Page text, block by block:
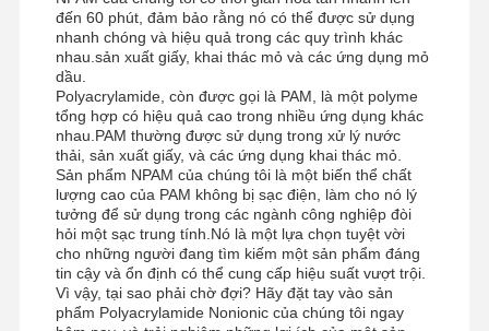
đến 60 phút, đảm bảo rằng nó có thể được sử dụng
nhanh chóng và hiệu quả trong các quy trình khác
nhau.sản xuất giấy, khai thác mỏ và các ứng dụng mỏ
dầu.
Polyacrylamide, còn được gọi là PAM, là một polyme
tổng hợp có hiệu quả cao trong nhiều ứng dụng khác
nhau.PAM thường được sử dụng trong xử lý nước
thải, sản xuất giấy, và các ứng dụng khai thác mỏ.
Sản phẩm NPAM của chúng tôi là một biến thể chất
lượng cao của PAM không bị sạc điện, làm cho nó lý
tưởng để sử dụng trong các ngành công nghiệp đòi
hỏi một sạc trung tính.Nó là một lựa chọn tuyệt vời
cho những người đang tìm kiếm một sản phẩm đáng
tin cậy và ổn định có thể cung cấp hiệu suất vượt trội.
Vì vậy, tại sao phải chờ đợi? Hãy đặt tay vào sản
phẩm Polyacrylamide Nonionic của chúng tôi ngay